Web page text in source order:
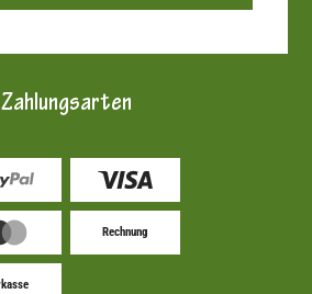
Zahlungsarten
Rechnung